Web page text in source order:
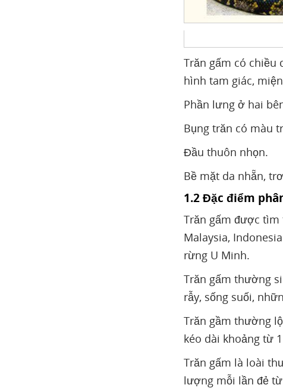
Trăn gấm có chiều
hình tam giác,
Phần lưng ở hai
Bụng trăn có màu
Đầu thuôn nhọn.
Bề mặt da nhẵn,
1.2 Đặc điểm
Trăn gấm được tìm
Malaysia,
rừng U Minh.
Trăn gấm thường
rẫy, sống suối,
Trăn gầm thường
kéo dài khoảng từ
Trăn gấm là loài
lượng mỗi lần đẻ